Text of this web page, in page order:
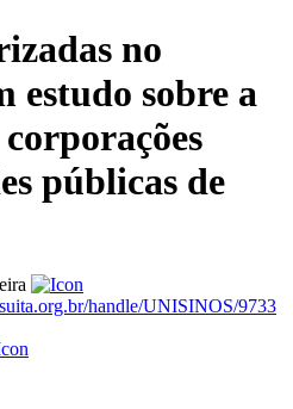
no
estudo sobre a
públicas de
handle/UNISINOS/9733